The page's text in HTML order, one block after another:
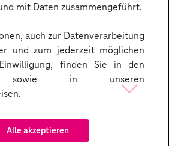
mit Daten zusammengeführt.
auch zur Datenverarbeitung
und zum jederzeit möglichen
finden Sie in den
sowie in unseren
Alle akzeptieren
Studio